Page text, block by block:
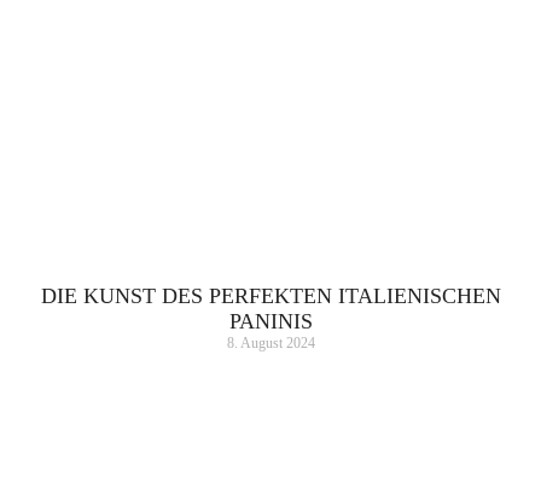
DIE KUNST DES PERFEKTEN ITALIENISCHEN
PANINIS
8. August 2024